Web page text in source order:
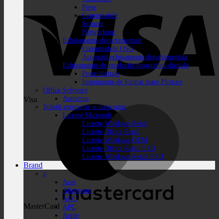
Visa
MasterCard
Piese
Consumabile
Scanere
Networking
Echipamente departamentale
Consumabile OSG
Accesorii echipamente departamentale
Echipamente de productie tipografica digitala
Prese digitale
Imprimante de format mare Plottare
Office Software
Antivirus
Solutii enterprise si datacenter
Licente Microsoft
Licente Windows Retail
Licente Office Retail
Licente Windows OEM
Licente Office Retail ESD
Licente Windows Retail ESD
Brand
a
Acer
Alienware
AOC
APC
Apple